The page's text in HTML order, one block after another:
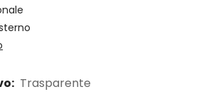
Trasparente